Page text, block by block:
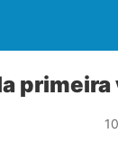
primeira